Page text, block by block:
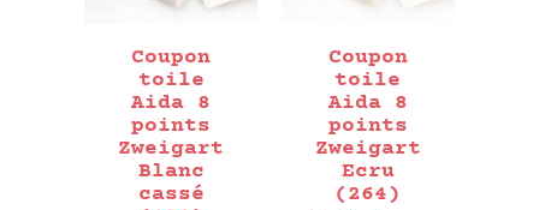
VARIATIONS.
OPTIONS
PEUVENT
SUR
PAGE
DU
Coupon
toile
Aida 8
points
Zweigart
Blanc
cassé
VARIATIONS.
PEUVENT
CHOISIES
DU
Coupon
toile
Aida 8
points
Zweigart
Ecru
(264)